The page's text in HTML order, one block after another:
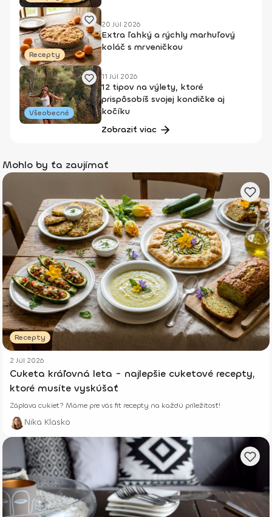
Recepty
20 Júl 2026
Extra ľahký a rýchly marhuľový
koláč s mrveničkou
Všeobecné
11 Júl 2026
12 tipov na výlety, ktoré
prispôsobíš svojej kondičke aj
kočíku
Zobraziť viac
Mohlo by ťa zaujímať
Recepty
2 Júl 2026
Cuketa kráľovná leta - najlepšie cuketové recepty,
ktoré musíte vyskúšať
Záplava cukiet? Máme pre vás fit recepty na každú príležitosť!
Nika Klasko